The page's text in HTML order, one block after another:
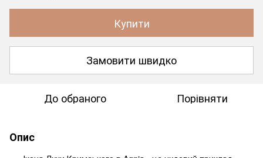
Купити
Замовити швидко
До обраного Порівняти
Опис